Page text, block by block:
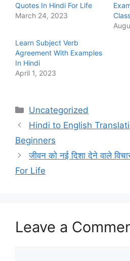
Quotes In Hindi For Life
March 24, 2023
Learn Subject Verb
Agreement With Examples
In Hindi
April 1, 2023
Categories
Uncategorized
Hindi to English
Beginners
जीवन को नई दिशा देने वाले
For Life
Leave a